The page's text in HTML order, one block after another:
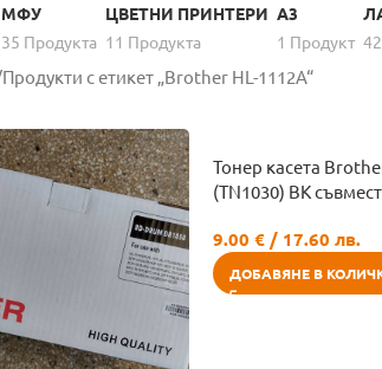
МФУ
35 Продуктa
ЦВЕТНИ ПРИНТЕРИ
11 Продуктa
A3
1 Продукт
Продукти с етикет „Brother HL-1112A“
Тонер касета
(TN1030) BK
9.00€ / 17.60 лв.
ДОБАВЯНЕ В